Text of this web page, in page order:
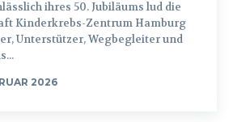
Kinderkrebs-Zentrum Hamburg
Unterstützer, Wegbegleiter und
2026